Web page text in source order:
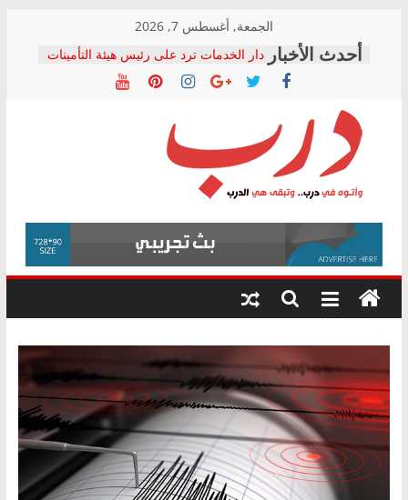
content
الجمعة, أغسطس 7, 2026
دار الخدمات ترد على رئيس هيئة التأمينات
بعد مؤتمره الصحفي: إنكار الأزمة لا ينهي
معاناة أصحاب المعاشات.. ونطالب بكشف
فرحات سليمان يكتب: القطاع الصحي إلى
أين؟
حزب التحالف الشعبي يطلق لجنة “الحق
في الصحة” بالإسكندرية لرصد الانتهاكات
ودعم المرضى
الوزاري لمدينة الصحفيين.. وانتهاء أعمال
إنشاء المبنى الإداري
المجلس القومي لحقوق الإنسان يعلن
متابعة قضية الدكتور محمد زهران.. ويؤكد:
قرينة البراءة وضمانات المحاكمة العادلة
درب
وأتوه
درب..
وتبقى
هي